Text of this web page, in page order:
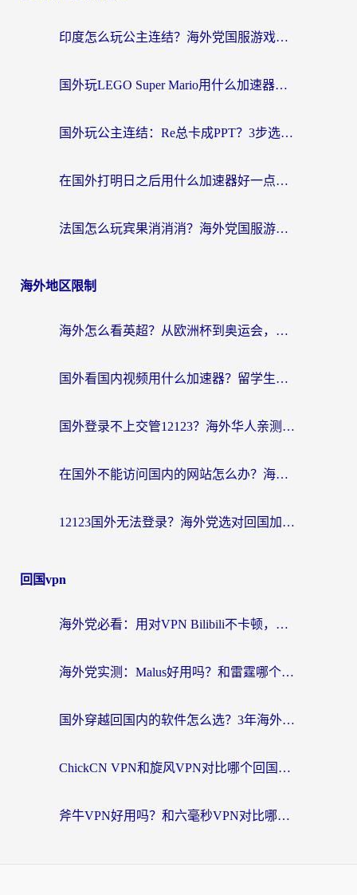
印度怎么玩公主连结？海外党国服游戏加速终极指南（附仙境传说RO重生细胞优化技巧）
国外玩LEGO Super Mario用什么加速器？2026海外玩家亲测有效指南
国外玩公主连结：Re总卡成PPT？3步选对加速器，畅玩国服无压力
在国外打明日之后用什么加速器好一点？海外玩家亲测有效的国服游戏加速指南
法国怎么玩宾果消消消？海外党国服游戏加速器终极指南（附漫威召唤与合成解决办法）
海外地区限制
海外怎么看英超？从欧洲杯到奥运会，一份让你不卡壳的中文解说观看指南
国外看国内视频用什么加速器？留学生和海外华人的实用指南
国外登录不上交管12123？海外华人亲测有效的回国加速器选择指南
在国外不能访问国内的网站怎么办？海外党必看的无缝回国上网指南
12123国外无法登录？海外党选对回国加速器，轻松解决国内资源访问难题
回国vpn
海外党必看：用对VPN Bilibili不卡顿，英国玩国内游戏也丝滑——2026回国加速器选择指南
海外党实测：Malus好用吗？和雷霆哪个好？+ 3款热门加速器深度对比
国外穿越回国内的软件怎么选？3年海外党亲测实用指南，告别地域限制
ChickCN VPN和旋风VPN对比哪个回国效果更好？海外党实测回国内网神器指南
斧牛VPN好用吗？和六毫秒VPN对比哪个回国效果更好？海外党亲测实用指南